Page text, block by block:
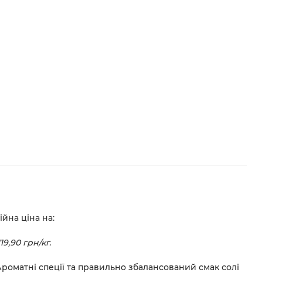
ціна на:
грн/кг.
спеції та правильно збалансований смак солі